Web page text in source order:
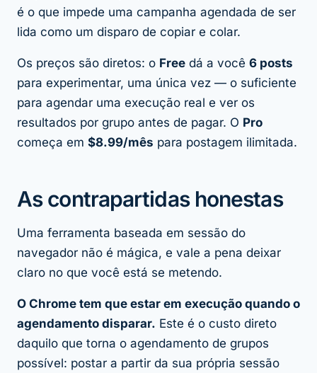
é o que impede uma campanha agendada de ser
lida como um disparo de copiar e colar.
Os preços são diretos: o Free dá a você 6 posts
para experimentar, uma única vez — o suficiente
para agendar uma execução real e ver os
resultados por grupo antes de pagar. O Pro
começa em $8.99/mês para postagem ilimitada.
As contrapartidas honestas
Uma ferramenta baseada em sessão do
navegador não é mágica, e vale a pena deixar
claro no que você está se metendo.
O Chrome tem que estar em execução quando o
agendamento disparar. Este é o custo direto
daquilo que torna o agendamento de grupos
possível: postar a partir da sua própria sessão